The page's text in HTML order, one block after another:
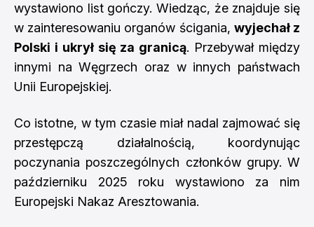
wystawiono list gończy. Wiedząc, że znajduje się
w zainteresowaniu organów ścigania, wyjechał z
Polski i ukrył się za granicą. Przebywał między
innymi na Węgrzech oraz w innych państwach
Unii Europejskiej.
Co istotne, w tym czasie miał nadal zajmować się
przestępczą działalnością, koordynując
poczynania poszczególnych członków grupy. W
październiku 2025 roku wystawiono za nim
Europejski Nakaz Aresztowania.